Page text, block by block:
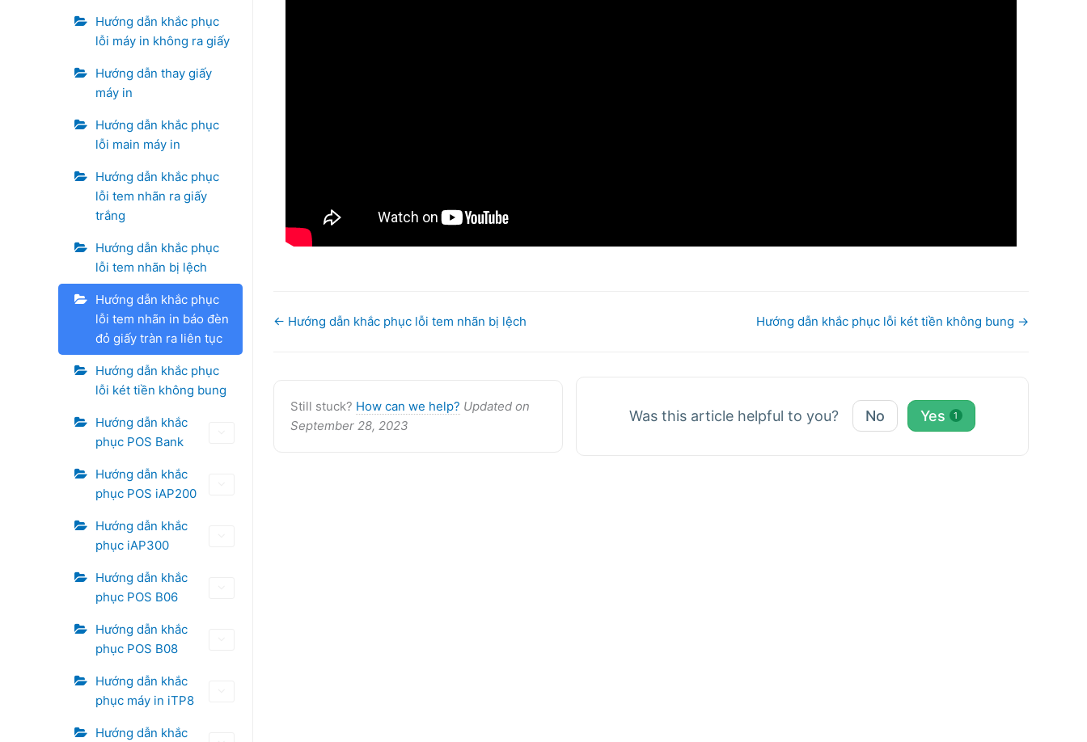
Hướng dẫn khắc phục
lỗi máy in không ra giấy
Hướng dẫn thay giấy
máy in
Hướng dẫn khắc phục
lỗi main máy in
Hướng dẫn khắc phục
lỗi tem nhãn ra giấy
trắng
Hướng dẫn khắc phục
lỗi tem nhãn bị lệch
Hướng dẫn khắc phục
lỗi tem nhãn in báo đèn
đỏ giấy tràn ra liên tục
Hướng dẫn khắc phục
lỗi két tiền không bung
Hướng dẫn khắc
phục POS Bank
Hướng dẫn khắc
phục POS iAP200
Hướng dẫn khắc
phục iAP300
Hướng dẫn khắc
phục POS B06
Hướng dẫn khắc
phục POS B08
Hướng dẫn khắc
phục máy in iTP8
Hướng dẫn khắc
Doc
← Hướng dẫn khắc phục lỗi tem nhãn bị lệch Hướng dẫn khắc phục lỗi két tiền không bung →
Still stuck? How can we help? Updated on
September 28, 2023
Was this article helpful to you? No Yes 1